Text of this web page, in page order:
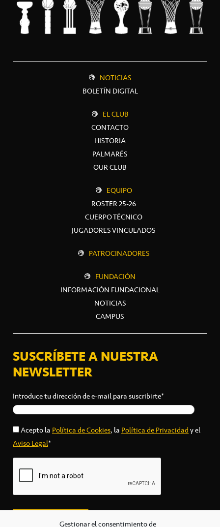
Gestionar el consentimiento de
NOTICIAS
BOLETÍN DIGITAL
EL CLUB
CONTACTO
HISTORIA
PALMARÉS
OUR CLUB
EQUIPO
ROSTER 25-26
CUERPO TÉCNICO
JUGADORES VINCULADOS
PATROCINADORES
FUNDACIÓN
INFORMACIÓN FUNDACIONAL
NOTICIAS
CAMPUS
SUSCRÍBETE A NUESTRA
NEWSLETTER
Introduce tu dirección de e-mail para suscribirte*
Acepto laPolítica de Cookies, laPolítica de Privacidady el
Aviso Legal*